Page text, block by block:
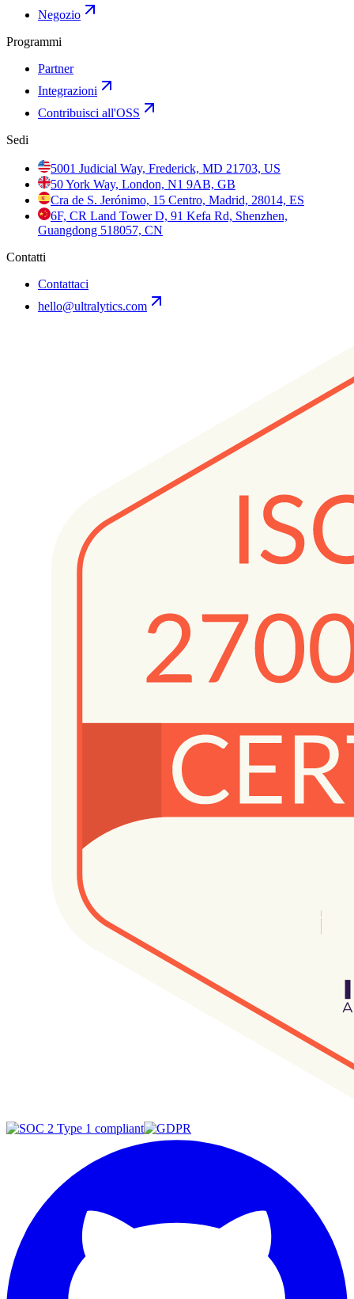
Negozio
Programmi
Partner
Integrazioni
Contribuisci all'OSS
Sedi
5001 Judicial Way, Frederick, MD 21703, US
50 York Way, London, N1 9AB, GB
Cra de S. Jerónimo, 15 Centro, Madrid, 28014, ES
6F, CR Land Tower D, 91 Kefa Rd, Shenzhen,
Guangdong 518057, CN
Contatti
Contattaci
hello@ultralytics.com